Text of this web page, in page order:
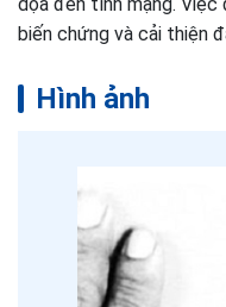
biến chứng và cải thiện
Hình ảnh